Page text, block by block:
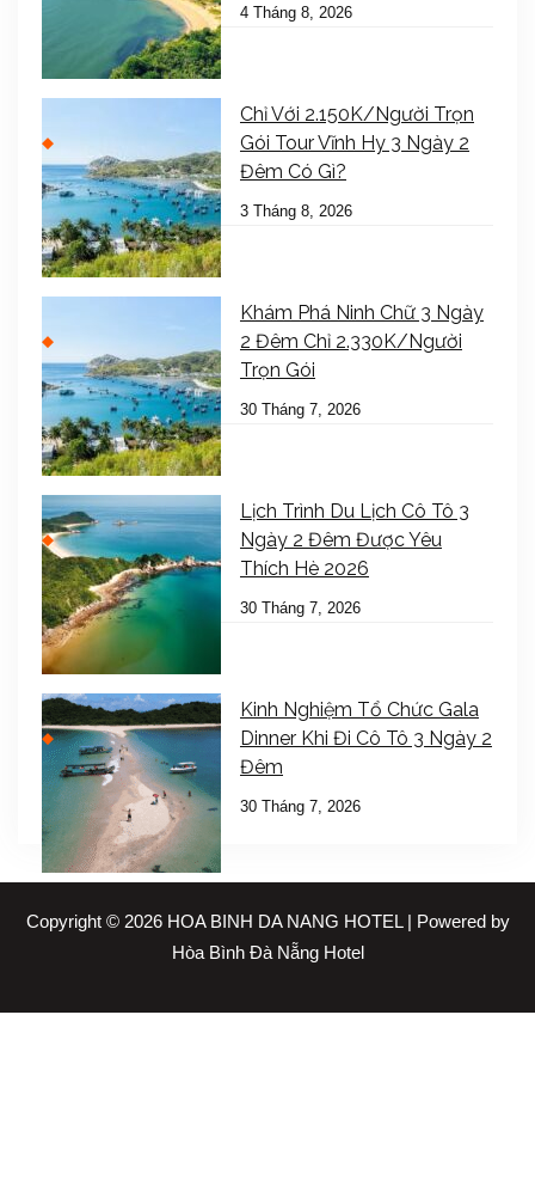
4 Tháng 8, 2026
Chỉ Với 2.150K/Người Trọn
Gói Tour Vĩnh Hy 3 Ngày 2
Đêm Có Gì?
3 Tháng 8, 2026
Khám Phá Ninh Chữ 3 Ngày
2 Đêm Chỉ 2.330K/Người
Trọn Gói
30 Tháng 7, 2026
Lịch Trình Du Lịch Cô Tô 3
Ngày 2 Đêm Được Yêu
Thích Hè 2026
30 Tháng 7, 2026
Kinh Nghiệm Tổ Chức Gala
Dinner Khi Đi Cô Tô 3 Ngày 2
Đêm
30 Tháng 7, 2026
Copyright © 2026 HOA BINH DA NANG HOTEL | Powered by
Hòa Bình Đà Nẵng Hotel